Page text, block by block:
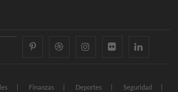
googlepluspinterestdribbble instagramflickr linkedin
Finanzas Deportes
Seguridad